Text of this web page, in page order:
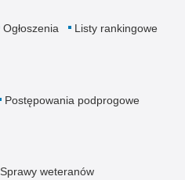
Ogłoszenia
Listy rankingowe
Postępowania podprogowe
Sprawy weteranów